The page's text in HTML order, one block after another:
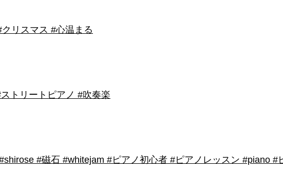
リスマス #心温まる
トリートピアノ #吹奏楽
#磁石 #whitejam #ピアノ初心者 #ピアノレッスン #piano #